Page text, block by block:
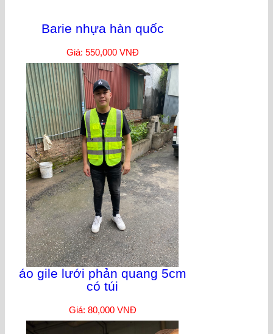
Barie nhựa hàn quốc
Giá: 550,000 VNĐ
áo gile lưới phản quang 5cm
có túi
Giá: 80,000 VNĐ